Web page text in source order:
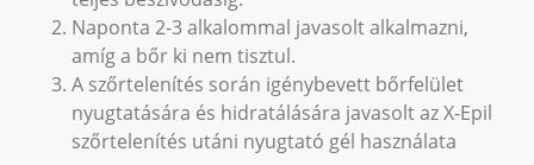
Naponta 2-3 alkalommal javasolt alkalmazni,
amíg a bőr ki nem tisztul.
A szőrtelenítés során igénybevett bőrfelület
nyugtatására és hidratálására javasolt az X-Epil
szőrtelenítés utáni nyugtató gél használata